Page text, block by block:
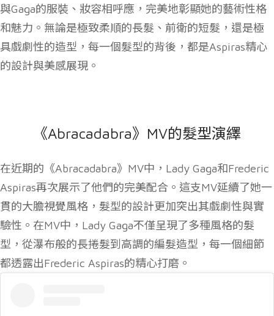
與Gaga的服裝、妝容相呼應，完美地彰顯她的藝術性格
和魅力。無論是極致柔順的長髮、前衛的短髮，還是極
具戲劇性的造型，每一個髮型的背後，都是Aspiras精心
的設計與美感展現。
《Abracadabra》MV的髮型演繹
在近期的《Abracadabra》MV中，Lady Gaga和Frederic
Aspiras再次展示了他們的完美配合。這支MV延續了她一
貫的大膽視覺風格，髮型的設計更加突出其戲劇性與實
驗性。在MV中，Lady Gaga不僅呈現了多種風格的髮
型，從瀑布般的長捲髮到高調的編髮造型，每一個細節
都透露出Frederic Aspiras的精心打磨。